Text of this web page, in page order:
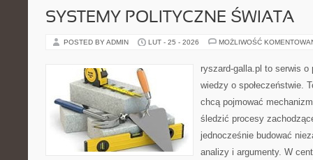
SYSTEMY POLITYCZNE ŚWIATA
POSTED BY ADMIN LUT - 25 - 2026 MOŻLIWOŚĆ
ryszard-galla.pl to serwis
wiedzy o społeczeństwie.
chcą pojmować
śledzić procesy
jednocześnie budować
analizy i argumenty. W